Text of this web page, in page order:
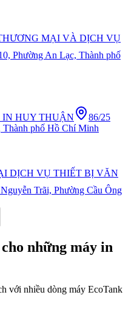
MẠI VÀ DỊCH VỤ
Phường An Lạc, Thành phố
IN HUY THUẬN
86/25
Thành phố Hồ Chí Minh
DỊCH VỤ THIẾT BỊ VĂN
Trãi, Phường Cầu Ông
những máy in
với nhiều dòng máy EcoTank